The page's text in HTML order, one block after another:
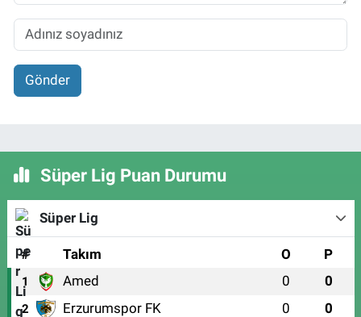
Gönder
Süper Lig Puan Durumu
Süper Lig
# Takım O P
1 Amed 0 0
2 Erzurumspor FK 0 0